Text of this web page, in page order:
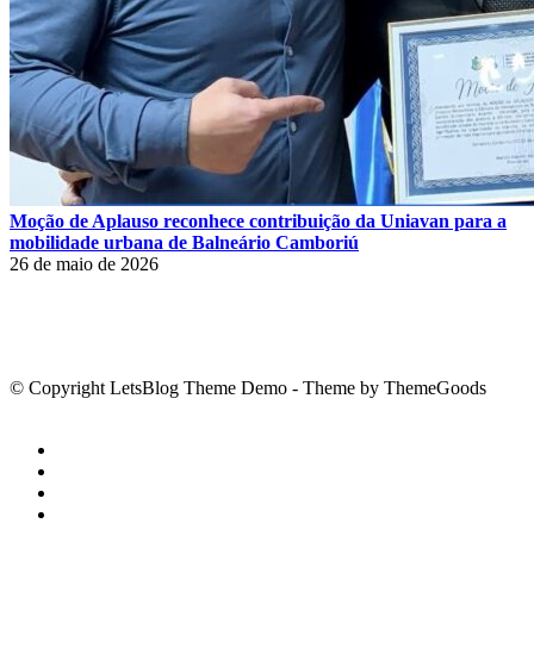
Moção de Aplauso reconhece contribuição da Uniavan para a
mobilidade urbana de Balneário Camboriú
26 de maio de 2026
© Copyright LetsBlog Theme Demo - Theme by ThemeGoods